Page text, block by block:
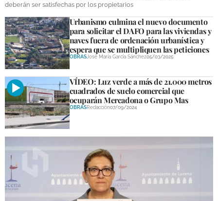
deberán ser satisfechas por los propietarios
Urbanismo culmina el nuevo documento
para solicitar el DAFO para las viviendas y
naves fuera de ordenación urbanística y
espera que se multipliquen las peticiones
OBRASJosé María García Sánchez05/03/2025
VÍDEO: Luz verde a más de 21.000 metros
cuadrados de suelo comercial que
ocuparán Mercadona o Grupo Mas
OBRASRedacción07/09/2024